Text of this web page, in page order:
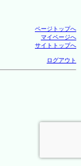
ページトップへ
マイページへ
サイトトップへ
ログアウト